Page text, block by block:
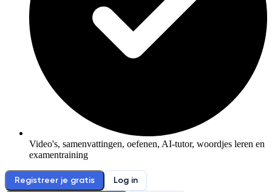
Video's, samenvattingen, oefenen, AI-tutor, woordjes leren en
examentraining
Registreer je gratis Log in